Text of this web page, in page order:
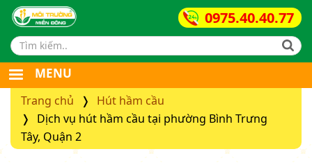
0975.40.40.77
Search form
MENU
Trang chủ
Hút hầm cầu
Dịch vụ hút hầm cầu tại phường Bình Trưng
Tây, Quận 2